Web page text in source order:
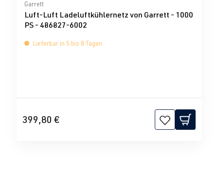
Durchschnittliche Bewertung von 0 von 5 Sternen
Garrett
Luft-Luft Ladeluftkühlernetz von Garrett - 1000
PS - 486827-6002
Lieferbar in 5 bis 8 Tagen
399,80 €